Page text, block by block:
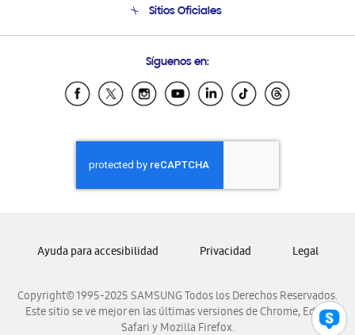
Soporte vía eMail
Sitios Oficiales
Samsung Ecuador
Samsung El Salvador
Samsung Honduras
Samsung Nicaragua
Samsung Panamá
Samsung Venezuela
Síguenos en:
Copyright© 1995-2025 SAMSUNG Todos los Derechos Reservados.
Este sitio se ve mejor en las últimas versiones de Chrome, Edge,
Safari y Mozilla Firefox.
Ayuda para accesibilidad Privacidad Legal